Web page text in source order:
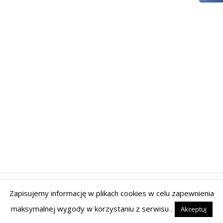
Prawa autorskie © 2026 | Powered by Tyrant Studio
Zapisujemy informację w plikach cookies w celu zapewnienia
maksymalnej wygody w korzystaniu z serwisu .
Akceptuj